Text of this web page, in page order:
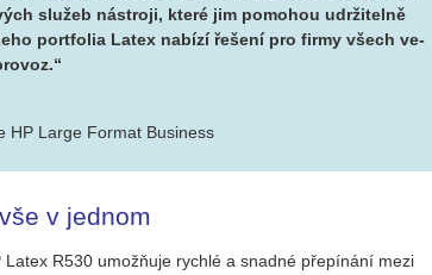
slu­žeb ná­stro­ji, které jim po­mo­hou udr­ži­tel­ně
port­fo­lia Latex na­bí­zí ře­še­ní pro firmy všech ve­
HP Large Format Business
v jednom
R530 umožňuje rych­lé a snad­né pře­pí­ná­ní mezi